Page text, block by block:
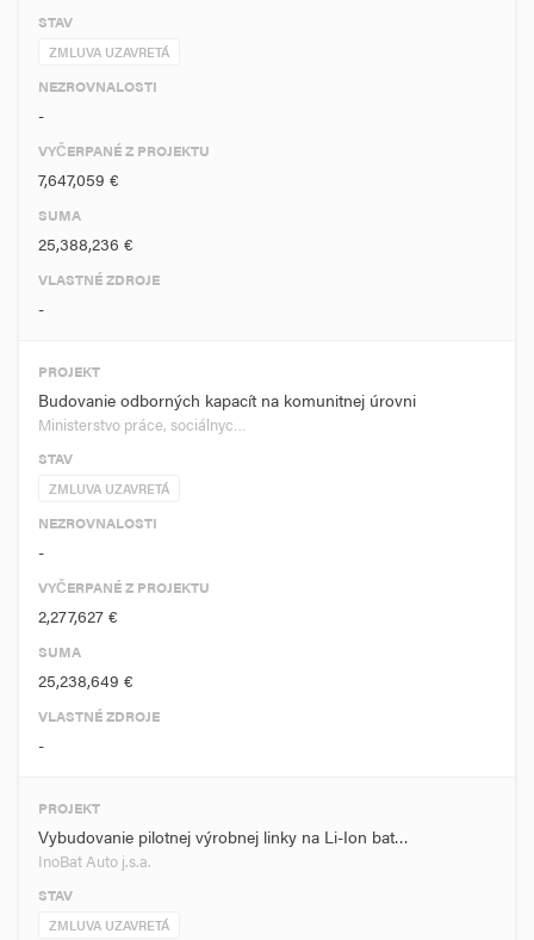
STAV
ZMLUVA UZAVRETÁ
NEZROVNALOSTI
-
VYČERPANÉ Z PROJEKTU
7,647,059 €
SUMA
25,388,236 €
VLASTNÉ ZDROJE
-
PROJEKT
Budovanie odborných kapacít na komunitnej úrovni
Ministerstvo práce, sociálnyc…
STAV
ZMLUVA UZAVRETÁ
NEZROVNALOSTI
-
VYČERPANÉ Z PROJEKTU
2,277,627 €
SUMA
25,238,649 €
VLASTNÉ ZDROJE
-
PROJEKT
Vybudovanie pilotnej výrobnej linky na Li-Ion bat…
InoBat Auto j.s.a.
STAV
ZMLUVA UZAVRETÁ